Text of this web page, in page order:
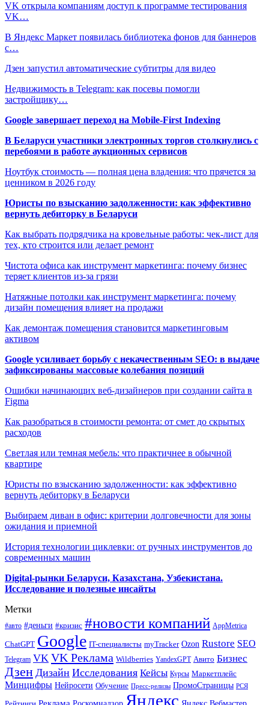
VK открыла компаниям доступ к программе тестирования
VK…
В Яндекс Маркет появилась библиотека фонов для баннеров
с…
Дзен запустил автоматические субтитры для видео
Недвижимость в Telegram: как посевы помогли
застройщику…
Google завершает переход на Mobile-First Indexing
В Беларуси участники электронных торгов столкнулись с
перебоями в работе аукционных сервисов
Ноутбук стоимость — полная цена владения: что прячется за
ценником в 2026 году
Юристы по взысканию задолженности: как эффективно
вернуть дебиторку в Беларуси
Как выбрать подрядчика на кровельные работы: чек-лист для
тех, кто строится или делает ремонт
Чистота офиса как инструмент маркетинга: почему бизнес
теряет клиентов из-за грязи
Натяжные потолки как инструмент маркетинга: почему
дизайн помещения влияет на продажи
Как демонтаж помещения становится маркетинговым
активом
Google усиливает борьбу с некачественным SEO: в выдаче
зафиксированы массовые колебания позиций
Ошибки начинающих веб-дизайнеров при создании сайта в
Figma
Как разобраться в стоимости ремонта: от смет до скрытых
расходов
Светлая или темная мебель: что практичнее в обычной
квартире
Юристы по взысканию задолженности: как эффективно
вернуть дебиторку в Беларуси
Выбираем диван в офис: критерии долговечности для зоны
ожидания и приемной
История технологии циклевки: от ручных инструментов до
современных машин
Digital-рынки Беларуси, Казахстана, Узбекистана.
Исследование и полезные инсайты
Метки
#авто #деньги #кризис #новости компаний AppMetrica
ChatGPT Google IT-специалисты myTracker Ozon Rustore SEO
Telegram VK VK Реклама Wildberries YandexGPT Авито Бизнес
Дзен Дизайн Исследования Кейсы Курсы Маркетплейс
Минцифры Нейросети Обучение Пресс-релизы ПромоСтраницы РСЯ
Яндекс